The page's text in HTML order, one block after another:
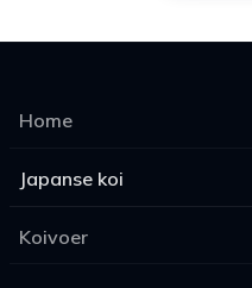
Home
Japanse koi
Koivoer